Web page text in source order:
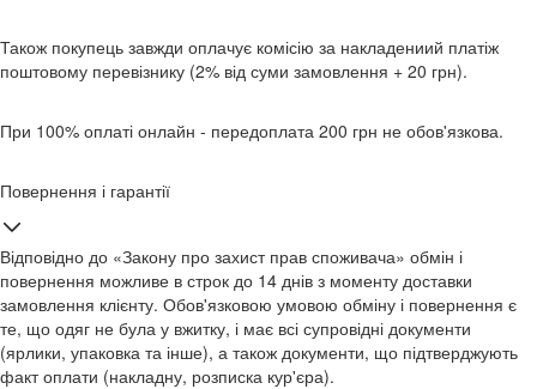
Також покупець завжди оплачує комісію за накладениий платіж
поштовому перевізнику (2% від суми замовлення + 20 грн).
При 100% оплаті онлайн - передоплата 200 грн не обов'язкова.
Повернення і гарантії
Відповідно до «Закону про захист прав споживача» обмін і
повернення можливе в строк до 14 днів з моменту доставки
замовлення клієнту. Обов'язковою умовою обміну і повернення є
те, що одяг не була у вжитку, і має всі супровідні документи
(ярлики, упаковка та інше), а також документи, що підтверджують
факт оплати (накладну, розписка кур'єра).